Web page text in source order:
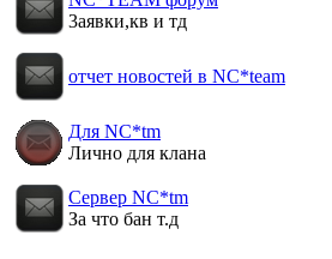
3аявки,кв и тд
отчет новостей в NC*team
Для NC*tm
Лично для клана
Сервер NC*tm
За что бан т.д